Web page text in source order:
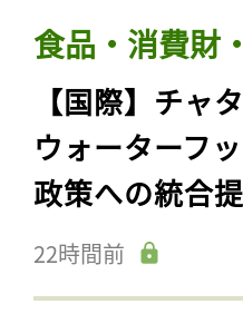
食品・消費財
【国際】チャ
ウォーターフ
政策への統合
22時間前